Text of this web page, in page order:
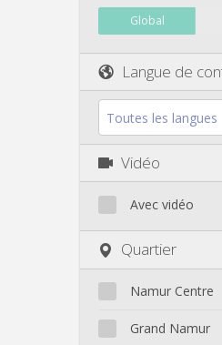
Global
Langue de
Toutes les langues
Vidéo
Avec vidéo
Quartier
Namur Centre
Bomel-Heuvy
Grand Namur